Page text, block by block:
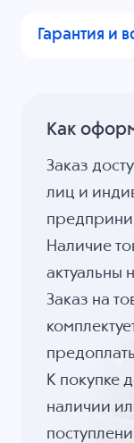
Гарантия и
Как
Заказ
лиц и
Наличие
актуальны
Заказ на
К покупке
наличии